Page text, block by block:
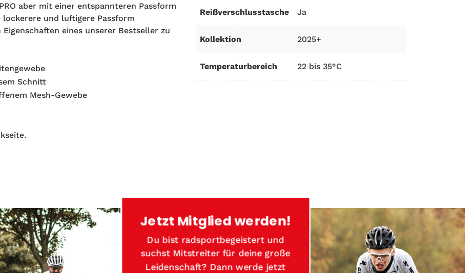
aber mit einer entspannteren Passform
lockerere und luftigere Passform
eines unserer Bestseller zu
Schnitt
Mesh-Gewebe
Reißverschlusstasche Ja
Kollektion 2025+
Temperaturbereich 22 bis 35°C
Jetzt Mitglied werden!
Du bist radsportbegeistert und
suchst Mitstreiter für deine große
Leidenschaft? Dann werde jetzt